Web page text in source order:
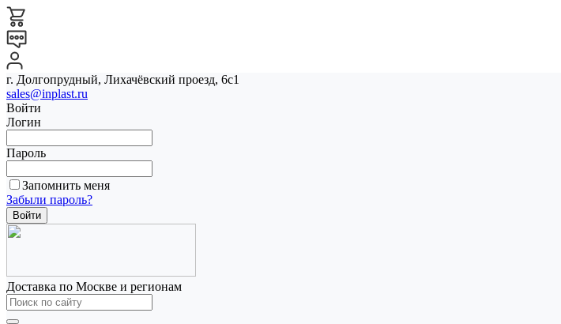
г. Долгопрудный, Лихачёвский проезд, 6с1
sales@inplast.ru
Войти
Логин
Пароль
Запомнить меня
Забыли пароль?
Доставка по Москве и регионам